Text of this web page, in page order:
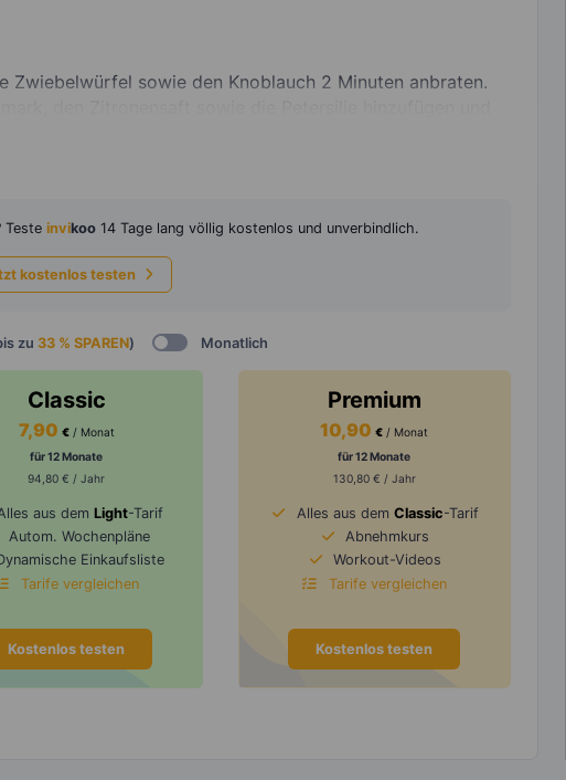
Zwiebelwürfel sowie den Knoblauch 2 Minuten anbraten.
Teste invikoo 14 Tage lang völlig kostenlos und unverbindlich.
kostenlos testen
zu 33 % SPAREN) Monatlich
Classic
7,90 € / Monat
für 12 Monate
94,80 € / Jahr
aus dem Light-Tarif
Autom. Wochenpläne
Einkaufsliste
Tarife vergleichen
Kostenlos testen
Premium
10,90€ / Monat
für 12 Monate
130,80 € / Jahr
Alles aus dem Classic-Tarif
Abnehmkurs
Workout-Videos
Tarife vergleichen
Kostenlos testen